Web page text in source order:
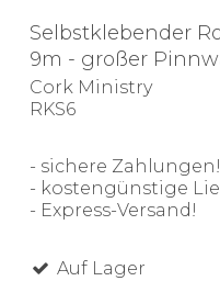
Selbstklebender
9m - großer
Cork Ministry
RKS6
- sichere Zahlungen!
- kostengünstige
- Express-Versand!
Auf Lager